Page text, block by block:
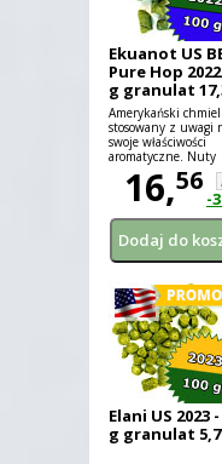
Ekuanot US
Pure Hop
g granulat
aa
Amerykański chmiel
stosowany z uwagi
swoje właściwości
aromatyczne. Nuty
cytrusowe, owoców
tropikalnych,
ziołowe.
16,56
-
Elani US 2023
g granulat